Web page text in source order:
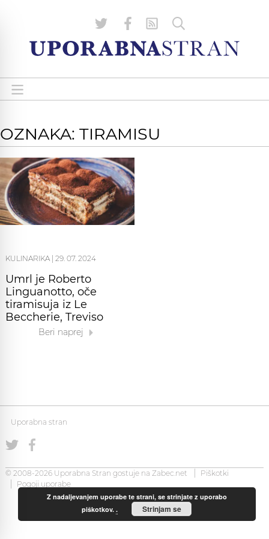
OZNAKA: TIRAMISU
KULINARIKA 29. 07. 2024
Umrl je Roberto
Linguanotto, oče
tiramisuja iz Le
Beccherie, Treviso
Beri naprej
Uporabna stran
© 2008-2026 Uporabna Stran gostuje na Zabec.net
Piškotki
Pogoji uporabe
Z nadaljevanjem uporabe te strani, se strinjate z uporabo
piškotkov.. Strinjam se